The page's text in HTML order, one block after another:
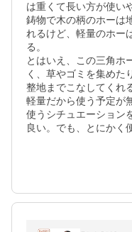
は重くて長い方が使い
鋳物で木の柄のホーは
れるけど、軽量のホー
る。
とはいえ、この三角ホ
く、草やゴミを集めた
整地までこなしてくれ
軽量だから使う予定が
使うシチュエーション
良い。でも、とにかく